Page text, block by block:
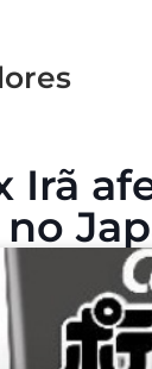
Irã